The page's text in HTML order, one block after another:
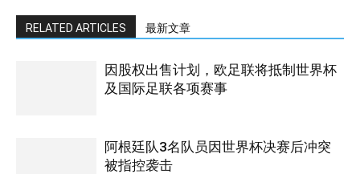
RELATED ARTICLES 最新文章
因股权出售计划，欧足联将抵制世界杯
及国际足联各项赛事
阿根廷队3名队员因世界杯决赛后冲突
被指控袭击